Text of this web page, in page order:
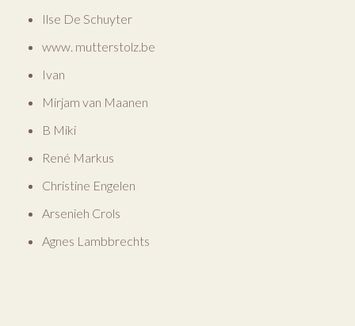
Ilse De Schuyter
www. mutterstolz.be
Ivan
Mirjam van Maanen
B Miki
René Markus
Christine Engelen
Arsenieh Crols
Agnes Lambbrechts